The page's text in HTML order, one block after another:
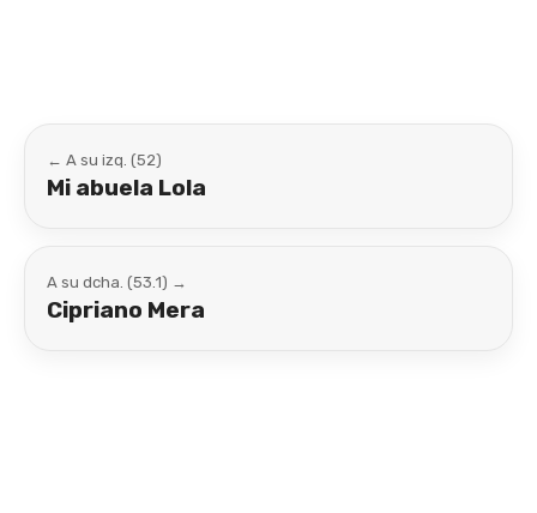
← A su izq. (52)
Mi abuela Lola
A su dcha. (53.1) →
Cipriano Mera